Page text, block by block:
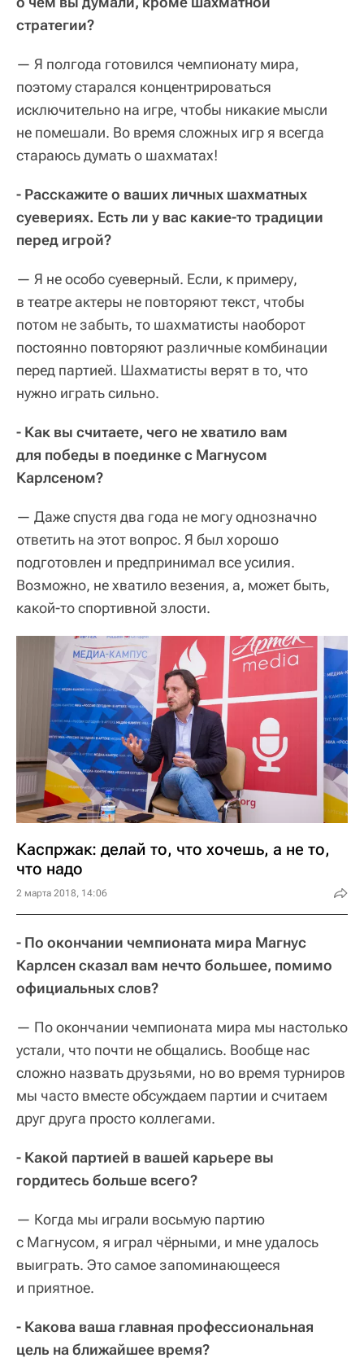
стратегии?
— Я полгода готовился чемпионату мира,
поэтому старался концентрироваться
исключительно на игре, чтобы никакие мысли
не помешали. Во время сложных игр я всегда
стараюсь думать о шахматах!
- Расскажите о ваших личных шахматных
суевериях. Есть ли у вас какие-то традиции
перед игрой?
— Я не особо суеверный. Если, к примеру,
в театре актеры не повторяют текст, чтобы
потом не забыть, то шахматисты наоборот
постоянно повторяют различные комбинации
перед партией. Шахматисты верят в то, что
нужно играть сильно.
- Как вы считаете, чего не хватило вам
для победы в поединке с Магнусом
Карлсеном?
— Даже спустя два года не могу однозначно
ответить на этот вопрос. Я был хорошо
подготовлен и предпринимал все усилия.
Возможно, не хватило везения, а, может быть,
какой-то спортивной злости.
Каспржак: делай то, что хочешь, а не то,
что надо
2 марта 2018, 14:06
- По окончании чемпионата мира Магнус
Карлсен сказал вам нечто большее, помимо
официальных слов?
— По окончании чемпионата мира мы настолько
устали, что почти не общались. Вообще нас
сложно назвать друзьями, но во время турниров
мы часто вместе обсуждаем партии и считаем
друг друга просто коллегами.
- Какой партией в вашей карьере вы
гордитесь больше всего?
— Когда мы играли восьмую партию
с Магнусом, я играл чёрными, и мне удалось
выиграть. Это самое запоминающееся
и приятное.
- Какова ваша главная профессиональная
цель на ближайшее время?